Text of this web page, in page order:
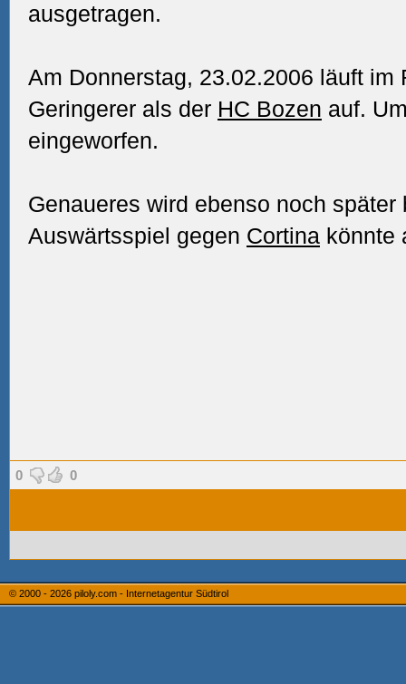
ausgetragen.
Am Donnerstag, 23.02.2006 läuft im
Geringerer als der HC Bozen auf.
eingeworfen.
Genaueres wird ebenso noch
Auswärtsspiel gegen Cortina könnte
0 0
© 2000 - 2026 piloly.com - Internetagentur Südtirol